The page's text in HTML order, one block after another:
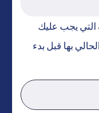
التي يجب عليك
بها قبل بدء